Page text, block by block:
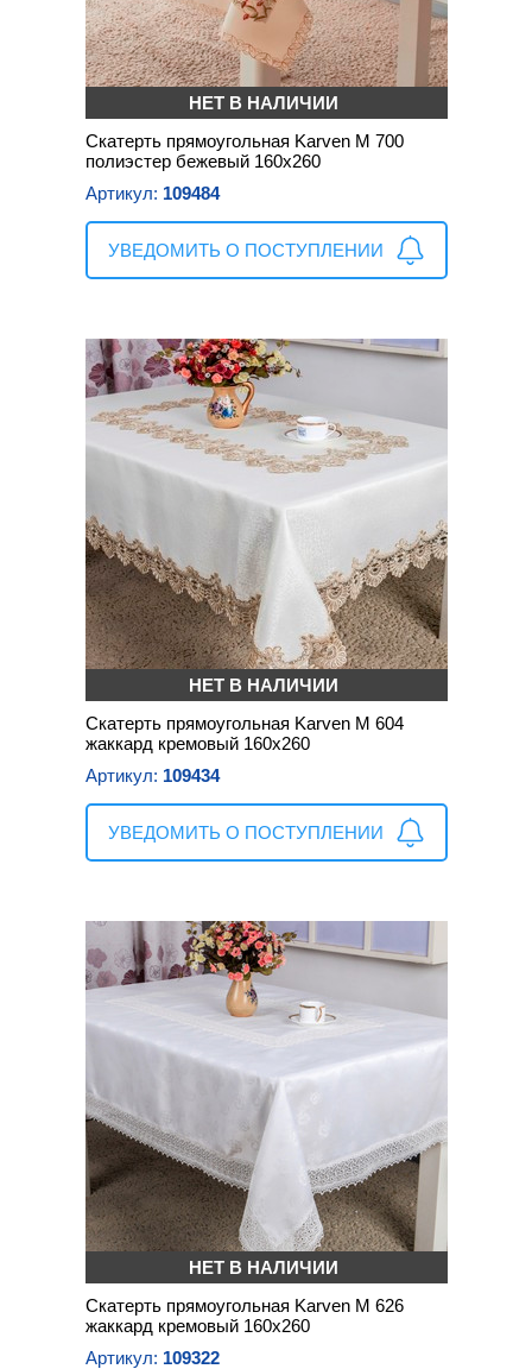
НЕТ В НАЛИЧИИ
Скатерть прямоугольная Karven М 700
полиэстер бежевый 160х260
Артикул: 109484
УВЕДОМИТЬ О ПОСТУПЛЕНИИ
НЕТ В НАЛИЧИИ
Скатерть прямоугольная Karven М 604
жаккард кремовый 160х260
Артикул: 109434
УВЕДОМИТЬ О ПОСТУПЛЕНИИ
НЕТ В НАЛИЧИИ
Скатерть прямоугольная Karven M 626
жаккард кремовый 160х260
Артикул: 109322